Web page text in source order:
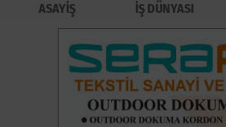
ASAYİŞ İŞ DÜNYASI